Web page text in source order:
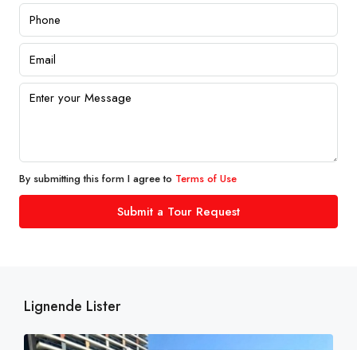
By submitting this form I agree to Terms of Use
Submit a Tour Request
Lignende Lister